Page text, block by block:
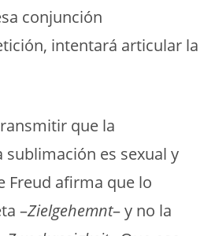
conjunción
intentará articular la
que la
sublimación es sexual y
Freud afirma que lo
–Zielgehemnt– y no la